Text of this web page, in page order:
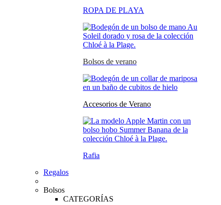
ROPA DE PLAYA
Bolsos de verano
Accesorios de Verano
Rafia
Regalos
Bolsos
CATEGORÍAS